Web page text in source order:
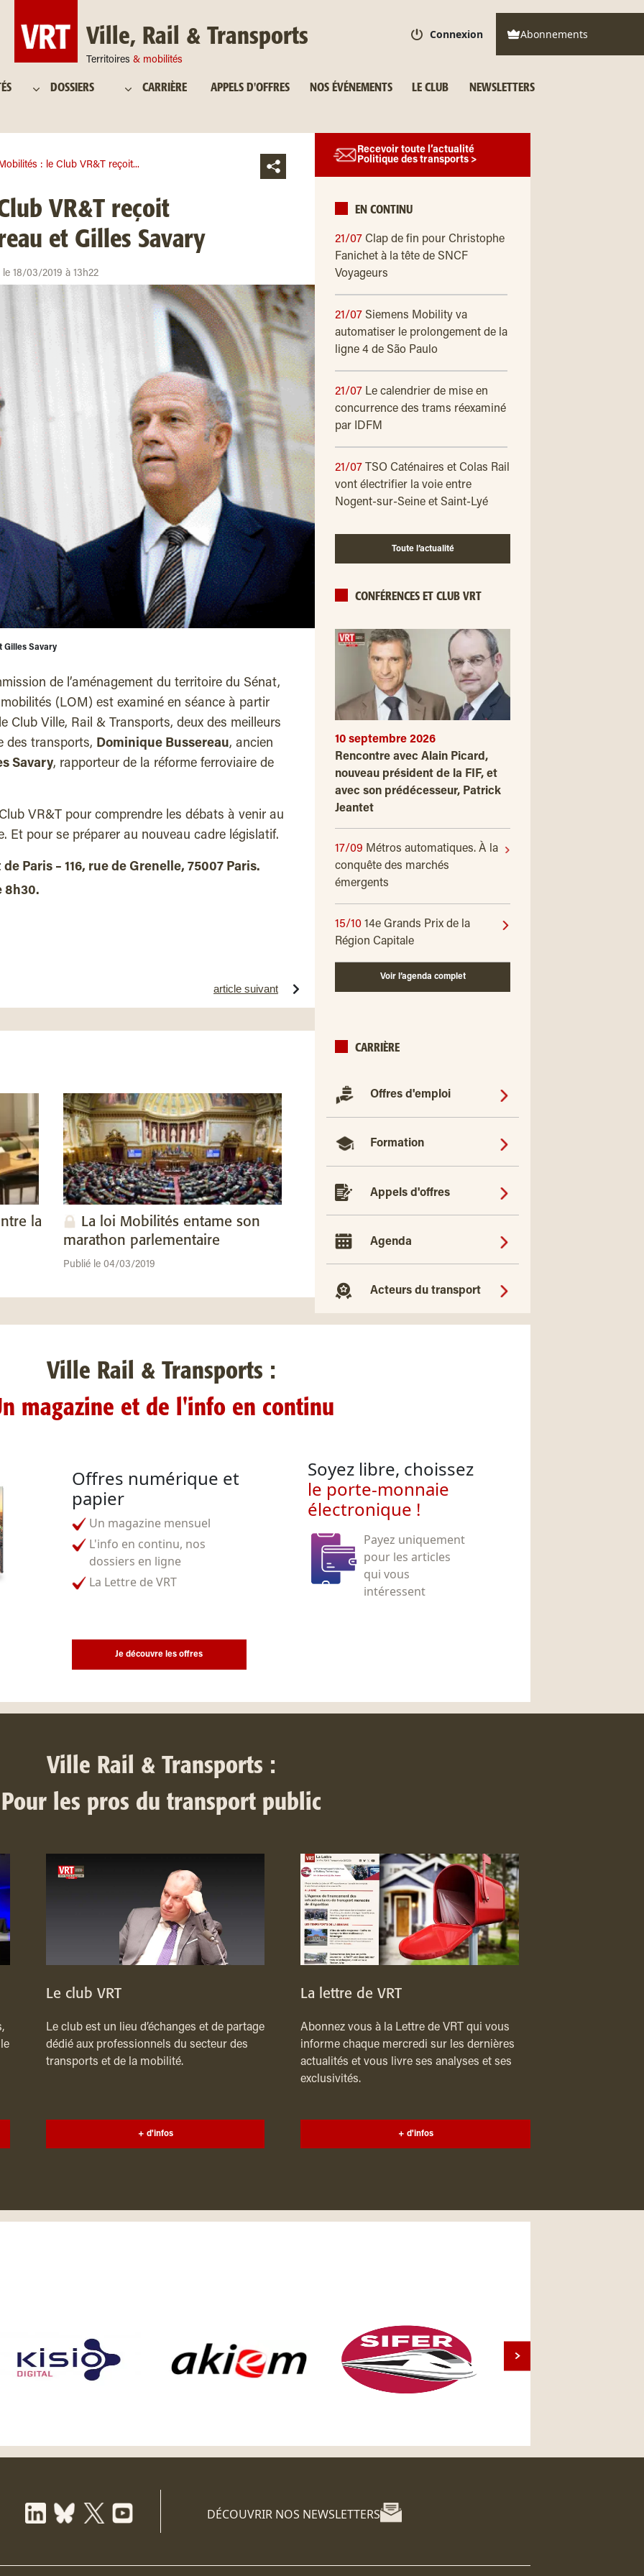
Ville, Rail & Transports
Territoires & mobilités
Connexion Abonnements
DOSSIERS CARRIÈRE APPELS D'OFFRES NOS ÉVÉNEMENTS LE CLUB NEWSLETTERS
: le Club VR&T reçoit...
VR&T reçoit
et Gilles Savary
18/03/2019 à 13h22
Gilles Savary
de l’aménagement du territoire du Sénat,
(LOM) est examiné en séance à partir
Club Ville, Rail & Transports, deux des meilleurs
des transports, Dominique Bussereau, ancien
Savary, rapporteur de la réforme ferroviaire de
VR&T pour comprendre les débats à venir au
Et pour se préparer au nouveau cadre législatif.
Paris – 116, rue de Grenelle, 75007 Paris.
8h30.
article suivant
la
La loi Mobilités entame son
marathon parlementaire
Publié le 04/03/2019
Recevoir toute l’actualité
Politique des transports >
EN CONTINU
21/07 Clap de fin pour Christophe
Fanichet à la tête de SNCF
Voyageurs
21/07 Siemens Mobility va
automatiser le prolongement de la
ligne 4 de São Paulo
21/07 Le calendrier de mise en
concurrence des trams réexaminé
par IDFM
21/07
TSO Caténaires et Colas Rail
vont électrifier la voie entre
Nogent-sur-Seine et Saint-Lyé
Toute l’actualité
CONFÉRENCES ET CLUB VRT
10 septembre 2026
Rencontre avec Alain Picard,
nouveau président de la FIF, et
avec son prédécesseur, Patrick
Jeantet
17/09 Métros automatiques. À la
conquête des marchés
émergents
15/10 14e Grands Prix de la
Région Capitale
Voir l’agenda complet
CARRIÈRE
Offres d'emploi
Formation
Appels d'offres
Agenda
Acteurs du transport
Ville Rail & Transports :
magazine et de l'info en continu
Offres numérique et
papier
Un magazine mensuel
L'info en continu, nos
dossiers en ligne
La Lettre de VRT
Soyez libre, choissez
le porte-monnaie
électronique !
Payez uniquement
pour les articles
qui vous
intéressent
Je découvre les offres
Ville Rail & Transports :
Pour les pros du transport public
Le club VRT
Le club est un lieu d’échanges et de partage
dédié aux professionnels du secteur des
transports et de la mobilité.
+ d'infos
La lettre de VRT
Abonnez vous à la Lettre de VRT qui vous
informe chaque mercredi sur les dernières
actualités et vous livre ses analyses et ses
exclusivités.
+ d'infos
DÉCOUVRIR NOS NEWSLETTERS